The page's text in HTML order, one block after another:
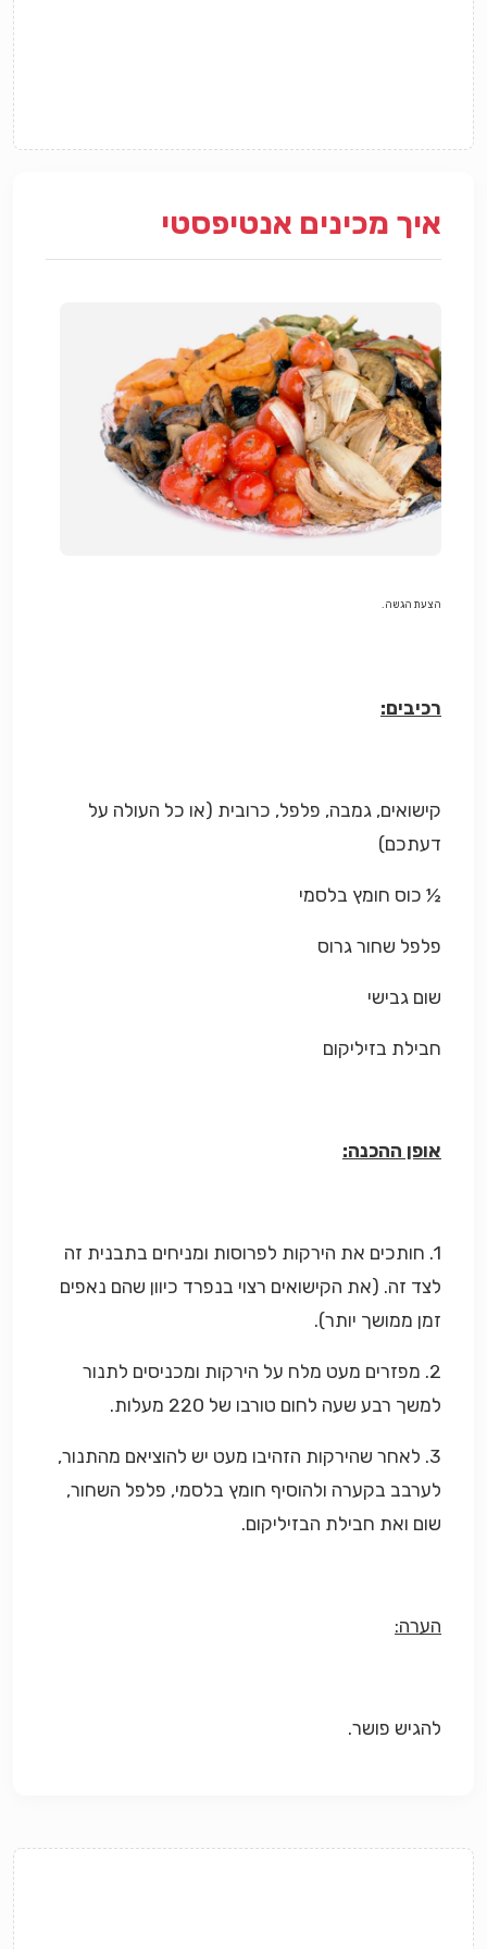
איך מכינים אנטיפסטי
הצעת הגשה.
רכיבים:
קישואים, גמבה, פלפל, כרובית (או כל העולה על
דעתכם)
½ כוס חומץ בלסמי
פלפל שחור גרוס
שום גבישי
חבילת בזיליקום
אופן ההכנה:
1. חותכים את הירקות לפרוסות ומניחים בתבנית זה
לצד זה. (את הקישואים רצוי בנפרד כיוון שהם נאפים
זמן ממושך יותר).
2. מפזרים מעט מלח על הירקות ומכניסים לתנור
למשך רבע שעה לחום טורבו של 220 מעלות.
3. לאחר שהירקות הזהיבו מעט יש להוציאם מהתנור,
לערבב בקערה ולהוסיף חומץ בלסמי, פלפל השחור,
שום ואת חבילת הבזיליקום.
הערה:
להגיש פושר.